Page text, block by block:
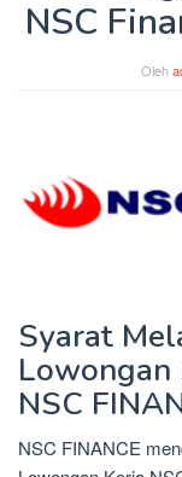
NSC
Oleh
Syarat
Lowongan
NSC
NSC FINANCE